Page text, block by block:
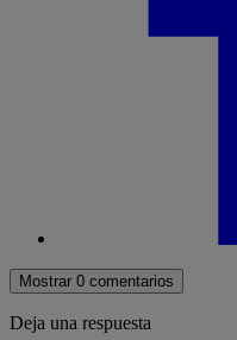
Mostrar 0 comentarios
Deja una respuesta